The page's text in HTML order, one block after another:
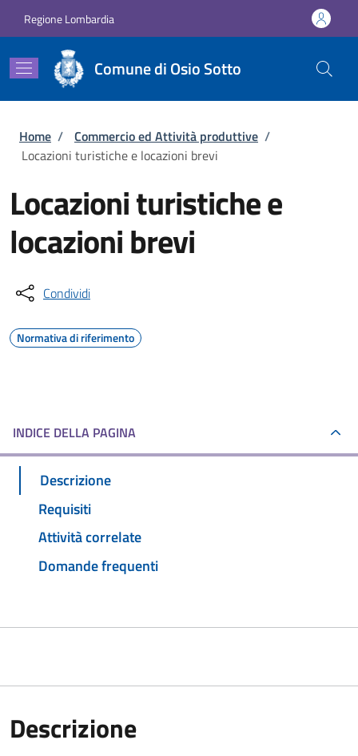
Regione Lombardia
Comune di Osio Sotto
Briciole di pane
Home / Commercio ed Attività produttive /
Locazioni turistiche e locazioni brevi
Locazioni turistiche e
locazioni brevi
Condividi
Normativa di riferimento
INDICE DELLA PAGINA
Descrizione
Requisiti
Attività correlate
Domande frequenti
Descrizione